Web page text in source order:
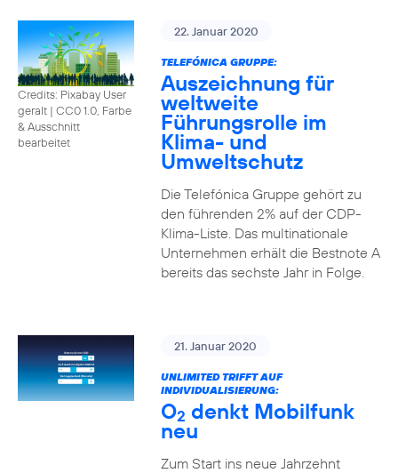
Credits: Pixabay User
geralt | CC0 1.0, Farbe
& Ausschnitt
bearbeitet
22. Januar 2020
TELEFÓNICA GRUPPE:
Auszeichnung für
weltweite
Führungsrolle im
Klima- und
Umweltschutz
Die Telefónica Gruppe gehört zu
den führenden 2% auf der CDP-
Klima-Liste. Das multinationale
Unternehmen erhält die Bestnote A
bereits das sechste Jahr in Folge.
21. Januar 2020
UNLIMITED TRIFFT AUF
INDIVIDUALISIERUNG:
O2 denkt Mobilfunk
neu
Zum Start ins neue Jahrzehnt